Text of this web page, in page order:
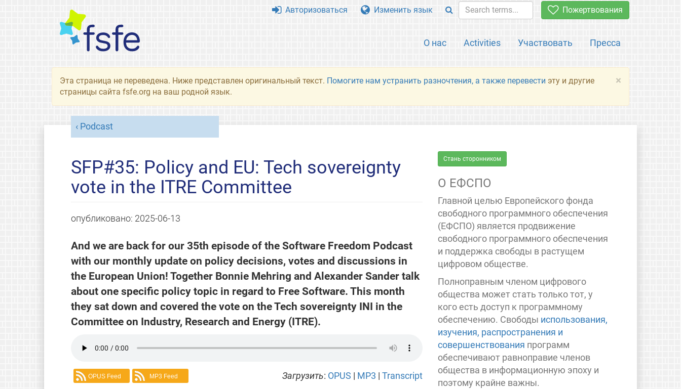
Пожертвования
О нас Activities Участвовать Пресса
Авторизоваться Изменить язык
×
Эта страница не переведена. Ниже представлен оригинальный текст. Помогите нам устранить разночтения, а также перевести эту и другие
страницы сайта fsfe.org на ваш родной язык.
Podcast
SFP#35: Policy and EU: Tech sovereignty
vote in the ITRE Committee
опубликовано: 2025-06-13
And we are back for our 35th episode of the Software Freedom Podcast
with our monthly update on policy decisions, votes and discussions in
the European Union! Together Bonnie Mehring and Alexander Sander talk
about one specific policy topic in regard to Free Software. This month
they sat down and covered the vote on the Tech sovereignty INI in the
Committee on Industry, Research and Energy (ITRE).
OPUS Feed MP3 Feed Загрузить: OPUS | MP3 |Transcript
Стань сторонником
О ЕФСПО
Главной целью Европейского фонда
свободного программного обеспечения
(ЕФСПО) является продвижение
свободного программного обеспечения
и поддержка свободы в растущем
цифровом обществе.
Полноправным членом цифрового
общества может стать только тот, у
кого есть доступ к программному
обеспечению. Свободы использования,
изучения, распространения и
совершенствования программ
обеспечивают равноправие членов
общества в информационную эпоху и
поэтому крайне важны.